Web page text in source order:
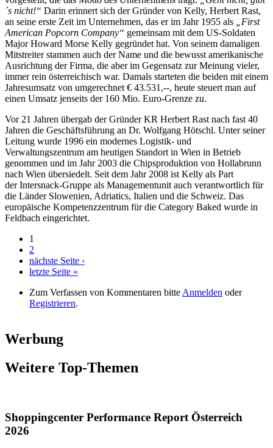
´s nicht!“ Darin erinnert sich der Gründer von Kelly, Herbert Rast,
an seine erste Zeit im Unternehmen, das er im Jahr 1955 als
„First
American Popcorn Company“ gemeinsam mit dem US-Soldaten
Major Howard Morse Kelly gegründet hat. Von seinem damaligen
Mitstreiter stammen auch der Name und die bewusst amerikanische
Ausrichtung der Firma, die aber im Gegensatz zur Meinung vieler,
immer rein österreichisch war. Damals starteten die beiden mit einem
Jahresumsatz von umgerechnet € 43.531,--, heute steuert man auf
einen Umsatz jenseits der 160 Mio. Euro-Grenze zu.
Vor 21 Jahren übergab der Gründer KR Herbert Rast nach fast 40
Jahren die Geschäftsführung an Dr. Wolfgang Hötschl. Unter seiner
Leitung wurde 1996 ein modernes Logistik- und
Verwaltungszentrum am heutigen Standort in Wien in Betrieb
genommen und im Jahr 2003 die Chipsproduktion von Hollabrunn
nach Wien übersiedelt. Seit dem Jahr 2008 ist Kelly als Part
der Intersnack-Gruppe als Managementunit auch verantwortlich für
die Länder Slowenien, Adriatics, Italien und die Schweiz. Das
europäische Kompetenzzentrum für die Category Baked wurde in
Feldbach eingerichtet.
Seiten
1
2
nächste Seite ›
letzte Seite »
Zum Verfassen von Kommentaren bitte Anmelden oder
Registrieren.
Werbung
Weitere Top-Themen
Shoppingcenter Performance Report Österreich
2026